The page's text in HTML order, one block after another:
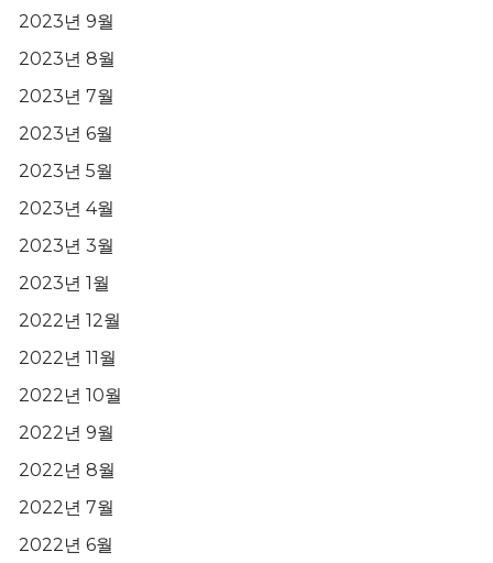
2023년 9월
2023년 8월
2023년 7월
2023년 6월
2023년 5월
2023년 4월
2023년 3월
2023년 1월
2022년 12월
2022년 11월
2022년 10월
2022년 9월
2022년 8월
2022년 7월
2022년 6월